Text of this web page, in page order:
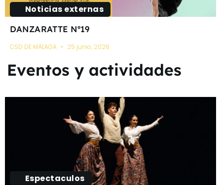
Noticias externas
DANZARATTE Nº19
CSD DE MÁLAGA 25 junio, 2026
Eventos y actividades
Espectaculos